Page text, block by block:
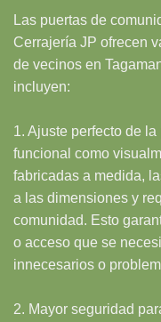
Las puertas de
Cerrajería JP ofrecen
de vecinos en
incluyen:
1. Ajuste perfecto de
funcional como
fabricadas a medida,
a las dimensiones y
comunidad. Esto
o acceso que se
innecesarios o
2. Mayor seguridad